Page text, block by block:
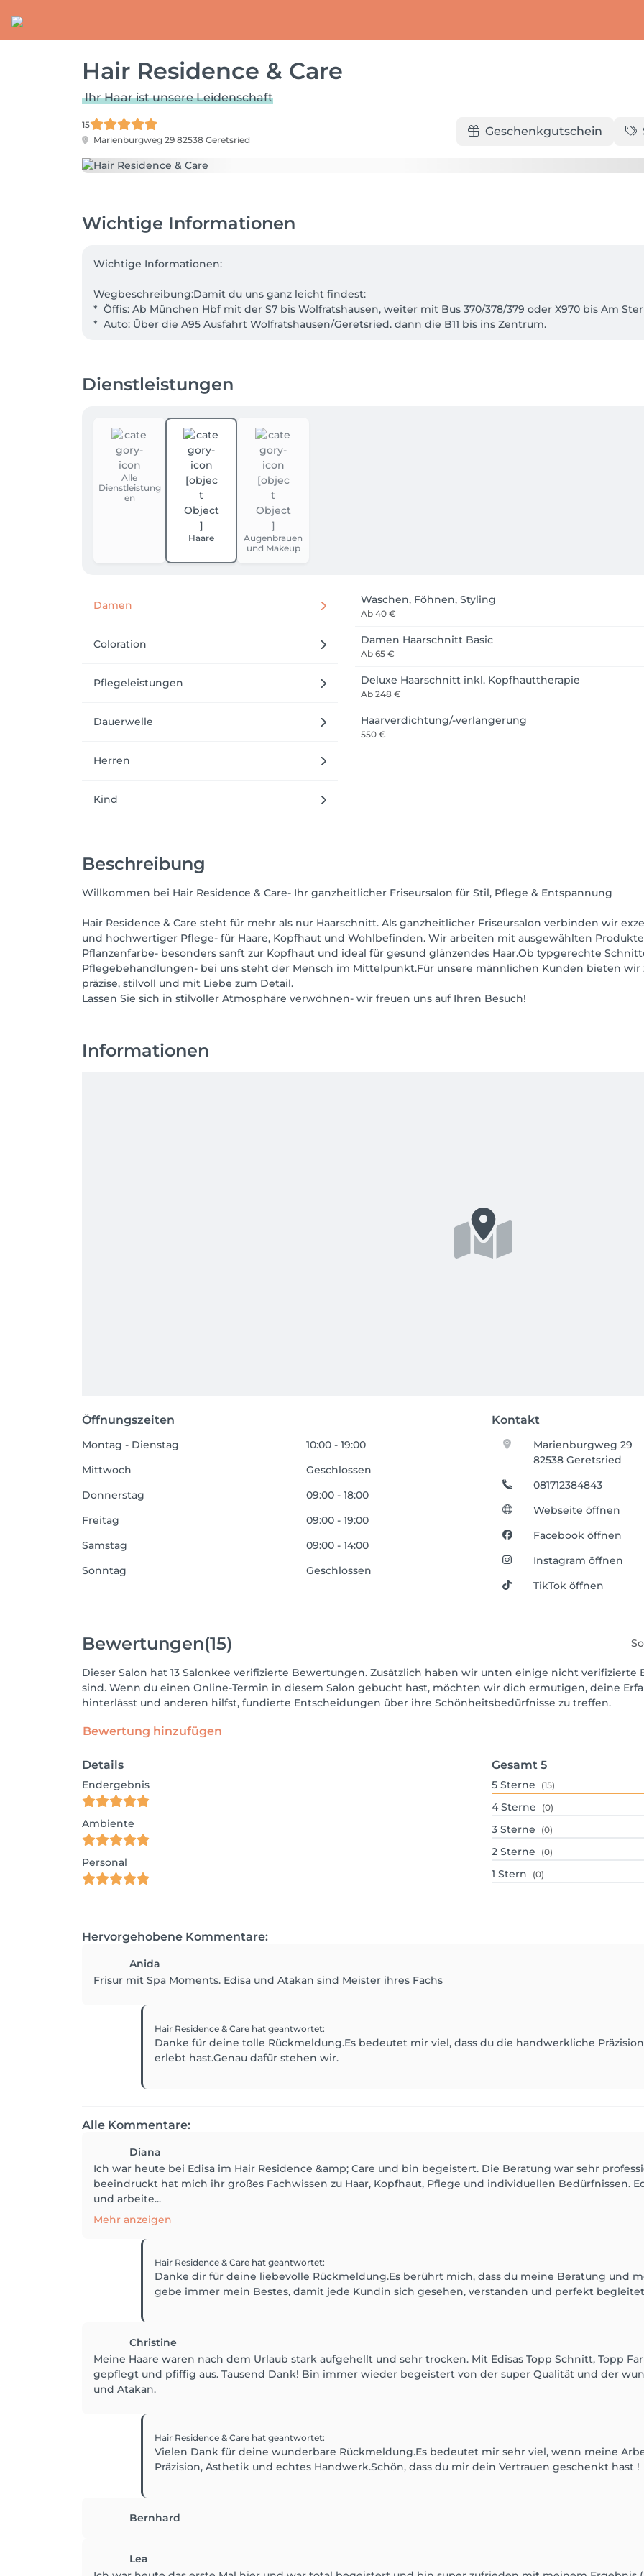
Hair Residence & Care
Ihr Haar ist unsere Leidenschaft
15
Marienburgweg 29 82538 Geretsried
Geschenkgutschein
Wichtige Informationen
Wichtige Informationen:
Wegbeschreibung:Damit du uns ganz leicht findest:
*  Öffis: Ab München Hbf mit der S7 bis Wolfratshausen, weiter mit Bus 370/378/379 oder X970 bis Am
*  Auto: Über die A95 Ausfahrt Wolfratshausen/Geretsried, dann die B11 bis ins Zentrum.
Dienstleistungen
Alle
Dienstleistung
en
Haare
Augenbrauen
und Makeup
Damen
Coloration
Pflegeleistungen
Dauerwelle
Herren
Kind
Waschen, Föhnen, Styling
Ab 40 €
Damen Haarschnitt Basic
Ab 65 €
Deluxe Haarschnitt inkl. Kopfhauttherapie
Ab 248 €
Haarverdichtung/-verlängerung
550 €
Beschreibung
Willkommen bei Hair Residence & Care- Ihr ganzheitlicher Friseursalon für Stil, Pflege & Entspannung
Hair Residence & Care steht für mehr als nur Haarschnitt. Als ganzheitlicher Friseursalon verbinden wir
und hochwertiger Pflege- für Haare, Kopfhaut und Wohlbefinden. Wir arbeiten mit ausgewählten
Pflanzenfarbe- besonders sanft zur Kopfhaut und ideal für gesund glänzendes Haar.Ob typgerechte
Pflegebehandlungen- bei uns steht der Mensch im Mittelpunkt.Für unsere männlichen Kunden bieten
präzise, stilvoll und mit Liebe zum Detail.
Lassen Sie sich in stilvoller Atmosphäre verwöhnen- wir freuen uns auf Ihren Besuch!
Informationen
Öffnungszeiten Kontakt
Montag - Dienstag
10:00 - 19:00
Mittwoch
Geschlossen
Donnerstag
09:00 - 18:00
Freitag
09:00 - 19:00
Samstag
09:00 - 14:00
Sonntag
Geschlossen
Marienburgweg 29
82538 Geretsried
081712384843
Webseite öffnen
Facebook öffnen
Instagram öffnen
TikTok öffnen
Bewertungen(15)
Dieser Salon hat 13 Salonkee verifizierte Bewertungen. Zusätzlich haben wir unten einige nicht
sind. Wenn du einen Online-Termin in diesem Salon gebucht hast, möchten wir dich ermutigen, deine
hinterlässt und anderen hilfst, fundierte Entscheidungen über ihre Schönheitsbedürfnisse zu treffen.
Bewertung hinzufügen
Details
Endergebnis
Ambiente
Personal
Gesamt 5
5 Sterne (15)
4 Sterne (0)
3 Sterne (0)
2 Sterne (0)
1 Stern (0)
Hervorgehobene Kommentare:
Anida
Frisur mit Spa Moments. Edisa und Atakan sind Meister ihres Fachs
Hair Residence & Care hat geantwortet:
Danke für deine tolle Rückmeldung.Es bedeutet mir viel, dass du die handwerkliche
erlebt hast.Genau dafür stehen wir.
Alle Kommentare:
Diana
Ich war heute bei Edisa im Hair Residence &amp; Care und bin begeistert. Die Beratung war sehr
beeindruckt hat mich ihr großes Fachwissen zu Haar, Kopfhaut, Pflege und individuellen Bedürfnissen.
und arbeite...
Mehr anzeigen
Hair Residence & Care hat geantwortet:
Danke dir für deine liebevolle Rückmeldung.Es berührt mich, dass du meine Beratung und
gebe immer mein Bestes, damit jede Kundin sich gesehen, verstanden und perfekt
Christine
Meine Haare waren nach dem Urlaub stark aufgehellt und sehr trocken. Mit Edisas Topp Schnitt, Topp
gepflegt und pfiffig aus. Tausend Dank! Bin immer wieder begeistert von der super Qualität und der
und Atakan.
Hair Residence & Care hat geantwortet:
Vielen Dank für deine wunderbare Rückmeldung.Es bedeutet mir sehr viel, wenn meine
Präzision, Ästhetik und echtes Handwerk.Schön, dass du mir dein Vertrauen geschenkt hast !
Bernhard
Lea